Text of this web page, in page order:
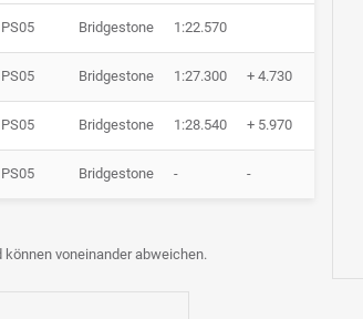
PS05 Bridgestone 1:22.570
PS05 Bridgestone 1:27.300 + 4.730
PS05 Bridgestone 1:28.540 + 5.970
PS05 Bridgestone - -
voneinander abweichen.